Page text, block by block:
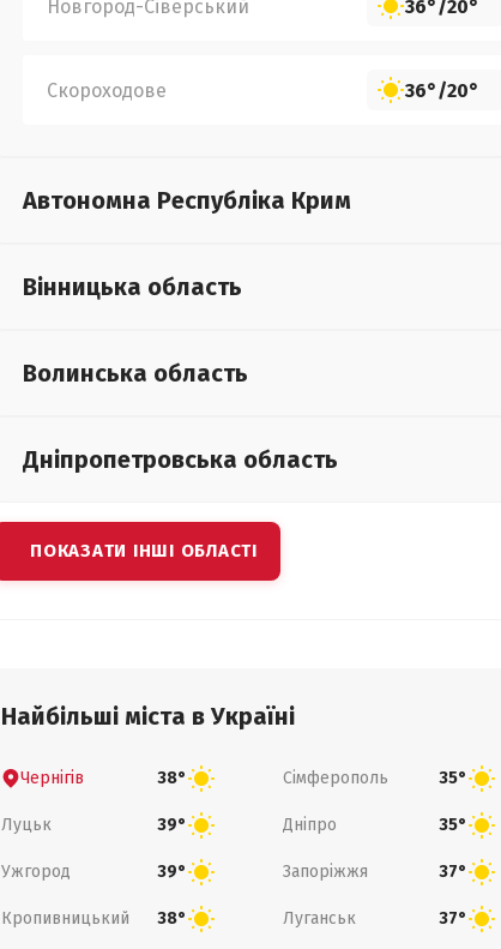
Новгород-Сіверський 36°/20°
Скороходове 36°/20°
Автономна Республіка Крим
Вінницька область
Волинська область
Дніпропетровська область
ПОКАЗАТИ ІНШІ ОБЛАСТІ
Найбільші міста в Україні
Чернігів 38° Сімферополь 35°
Луцьк 39° Дніпро 35°
Ужгород 39° Запоріжжя 37°
Кропивницький 38° Луганськ 37°